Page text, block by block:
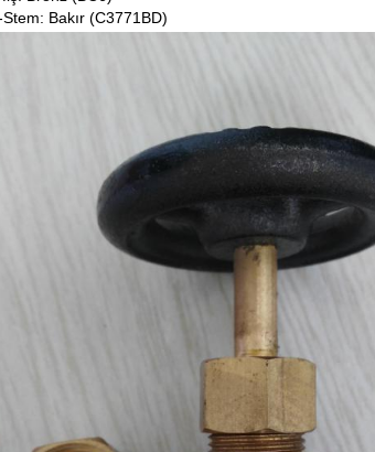
Bakır (C3771BD)